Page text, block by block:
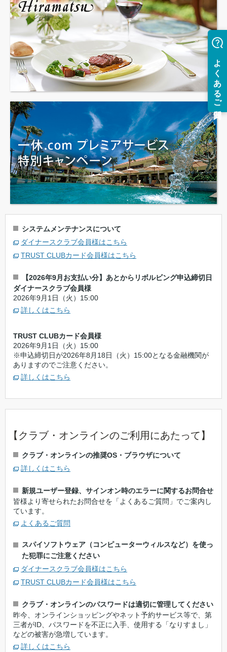
システムメンテナンスについて
ダイナースクラブ会員様はこちら
TRUST CLUBカード会員様はこちら
【2026年9月お支払い分】あとからリボルビング申込締切日
ダイナースクラブ会員様
2026年9月1日（火）15:00
詳しくはこちら
TRUST CLUBカード会員様
2026年9月1日（火）15:00
※申込締切日が2026年8月18日（火）15:00となる金融機関が
ありますのでご注意ください。
詳しくはこちら
【クラブ・オンラインのご利用にあたって】
クラブ・オンラインの推奨OS・ブラウザについて
詳しくはこちら
新規ユーザー登録、サインオン時のエラーに関するお問合せ
皆様より寄せられたお問合せを「よくあるご質問」でご案内し
ています。
よくあるご質問
スパイソフトウェア（コンピューターウィルスなど）を使っ
た犯罪にご注意ください
ダイナースクラブ会員様はこちら
TRUST CLUBカード会員様はこちら
クラブ・オンラインのパスワードは適切に管理してください
昨今、オンラインショッピングやネット予約サービス等で、第
三者がID、パスワードを不正に入手、使用する「なりすまし」
などの被害が急増しています。
詳しくはこちら